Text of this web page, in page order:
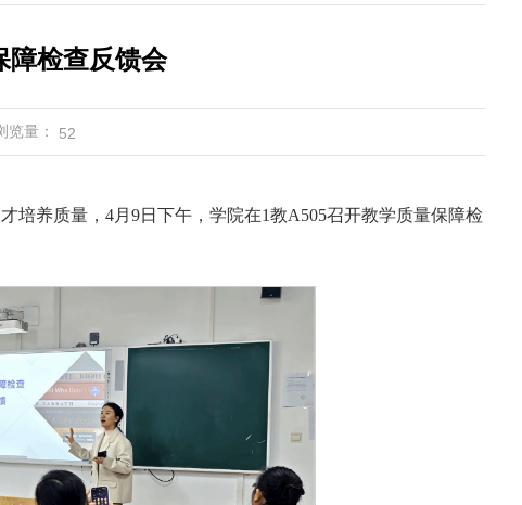
障检查反馈会
览量： 52
培养质量，4月9日下午，学院在1教A505召开教学质量保障检